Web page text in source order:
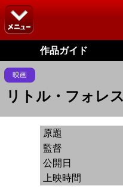
作品ガイド
映画
リトル・フォレ
原題
監督
公開日
上映時間